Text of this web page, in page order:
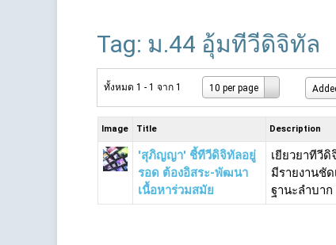
Tag: ม.44 อุ้มทีวีดิจิทัล
ทั้งหมด 1 - 1 จาก 1 10 per page
Image Title Description
'สุภิญญา' ชี้ทีวีดิจิทัลอยู่
รอด ต้องอิสระ-พัฒนา
เนื้อหาร่วมสมัย
เยียวยาทีวี
มีรายงานชั
ฐานะลำบาก